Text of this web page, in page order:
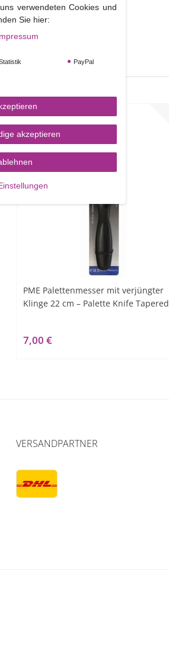
PME Palettenmesser mit verjüngter
Klinge 22 cm – Palette Knife Tapered
7,00 €
VERSANDPARTNER
verwendeten Cookies und
Sie hier:
PayPal
akzeptieren